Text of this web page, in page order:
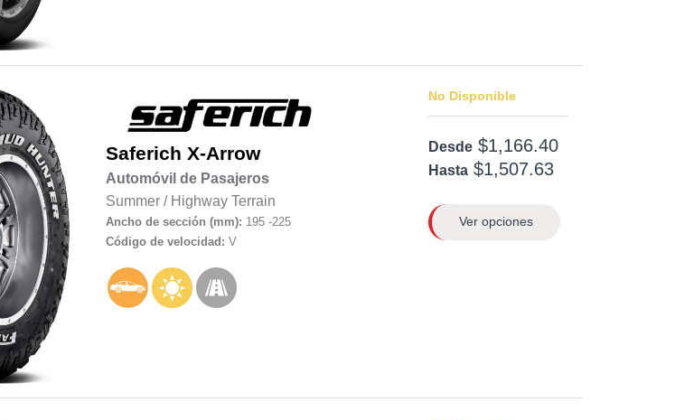
Saferich X-Arrow
Automóvil de Pasajeros
Summer/ Highway Terrain
Ancho de sección (mm): 195 -225
Código de velocidad: V
No Disponible
Desde $1,166.40
Hasta $1,507.63
Ver opciones